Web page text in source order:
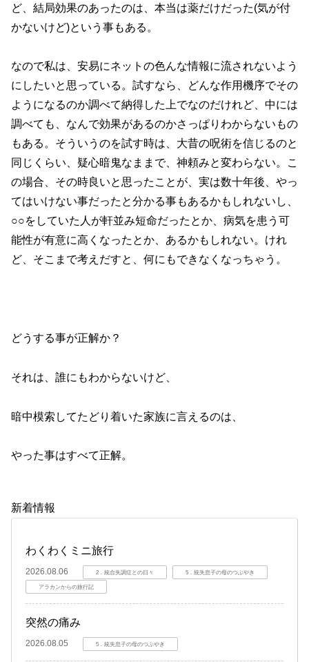
ど、結局効果のあったのは、本当は薬だけだった(気が付
かないけど)という事もある。
なので私は、安易にネットの色んな情報に流されないよう
にしたいと思っている。試すなら、どんな作用機序でその
ようになるのか調べて納得した上でなのだけれど、中には
調べても、なんで効果があるのかさっぱりわからないもの
もある。そういうのを試す時は、大昔の呪術を信じるのと
同じくらい、疑心暗鬼なままで、神頼みと変わらない。こ
の場合、その時良いと思ったことが、実は数十年後、やっ
てはいけない事だったと分かる事もあるかもしれないし、
○○をしていた人が軒並み短命だったとか、病気を患う可
能性が有意に高くなったとか、あるかもしれない。けれ
ど、そこまで考えだすと、何にもできなくなっちゃう。
どうする事が正解か？
それは、誰にもわからないけど、
暗中模索してたどり着いた家族に言えるのは、
やった事はすべて正解。
新着情報
わくわくミニ旅行
2026.08.06 2．統合失調症との日々 5．統失息子の母のつぶやき
アラカンからの旅行記
突然の痛み
2026.08.05 5．統失息子の母のつぶやき